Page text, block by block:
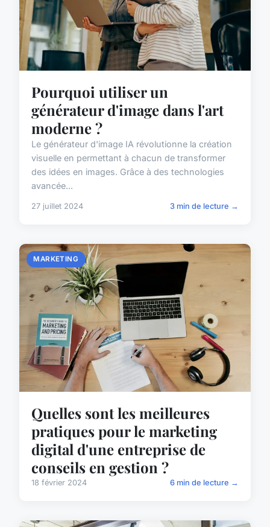
Pourquoi utiliser un
générateur d'image dans l'art
moderne ?
Le générateur d'image IA révolutionne la création
visuelle en permettant à chacun de transformer
des idées en images. Grâce à des technologies
avancée...
27 juillet 2024 3 min de lecture →
MARKETING
Quelles sont les meilleures
pratiques pour le marketing
digital d'une entreprise de
conseils en gestion ?
18 février 2024 6 min de lecture →